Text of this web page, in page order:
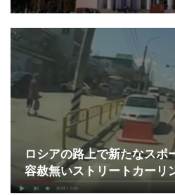
ロシアの路上で新たなスポ
容赦無いストリートカーリ